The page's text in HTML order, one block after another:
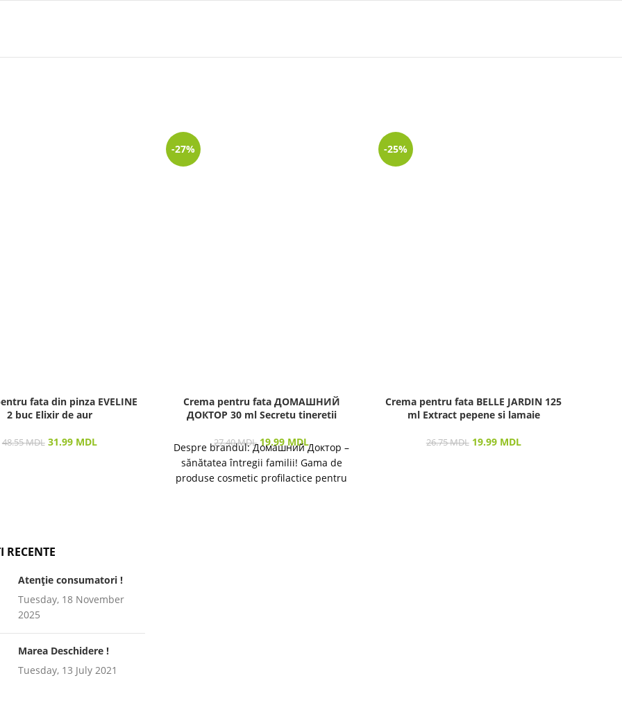
fata din pinza EVELINE
2 buc Elixir de aur
48.55MDL 31.99 MDL
-27%
Crema pentru fata ДОМАШНИЙ
ДОКТОР 30 ml Secretu tineretii
27.40MDL 19.99 MDL
Despre brandul: Домашний Доктор –
sănătatea întregii familii! Gama de
produse cosmetic profilactice pentru
-25%
Crema pentru fata BELLE JARDIN 125
ml Extract pepene si lamaie
26.75MDL 19.99 MDL
RECENTE
Atenție consumatori !
Tuesday, 18 November
2025
Marea Deschidere !
Tuesday, 13 July 2021